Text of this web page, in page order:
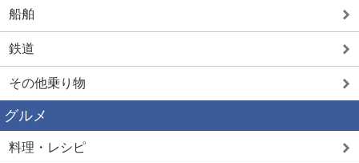
船舶
鉄道
その他乗り物
グルメ
料理・レシピ